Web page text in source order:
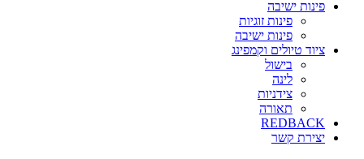
פינות ישיבה
פינות זוגיות
פינות ישיבה
ציוד טיולים וקמפינג
בישול
לינה
צידניות
תאורה
REDBACK
יצירת קשר